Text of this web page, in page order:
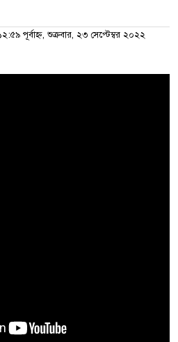
পূর্বাহ্ন, শুক্রবার, ২৩ সেপ্টেম্বর ২০২২